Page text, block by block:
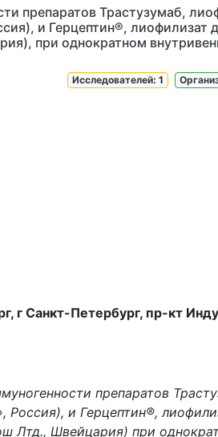
препаратов Трастузумаб,
и Герцептин®, лиофилизат
при однократном
Исследователей: 1
г Санкт-Петербург, пр-кт
препаратов
Россия), и Герцептин®,
Лтд., Швейцария) при